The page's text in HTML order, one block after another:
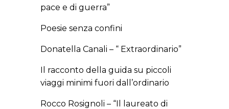
pace e di guerra”
Poesie senza confini
Donatella Canali – “ Extraordinario”
Il racconto della guida su piccoli
viaggi minimi fuori dall’ordinario
Rocco Rosignoli – “Il laureato di